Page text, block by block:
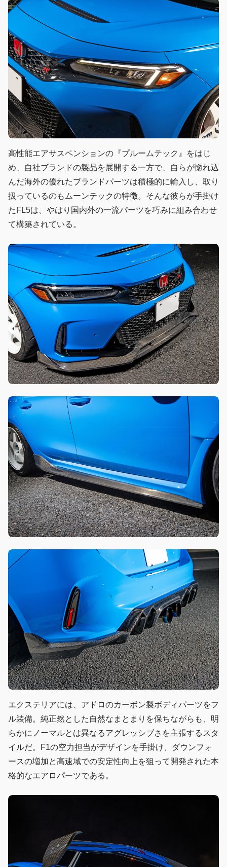
高性能エアサスペンションの『プルームテック』をはじ
め、自社ブランドの製品を展開する一方で、自らが惚れ込
んだ海外の優れたブランドパーツは積極的に輸入し、取り
扱っているのもムーンテックの特徴。そんな彼らが手掛け
たFL5は、やはり国内外の一流パーツを巧みに組み合わせ
て構築されている。
エクステリアには、アドロのカーボン製ボディパーツをフ
ル装備。純正然とした自然なまとまりを保ちながらも、明
らかにノーマルとは異なるアグレッシブさを主張するスタ
イルだ。F1の空力担当がデザインを手掛け、ダウンフォ
ースの増加と高速域での安定性向上を狙って開発された本
格的なエアロパーツである。